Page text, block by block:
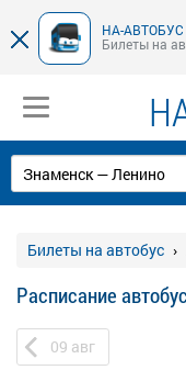
НА-АВТОБУС
Билеты на
Билеты на автобус
Расписание
09 авг